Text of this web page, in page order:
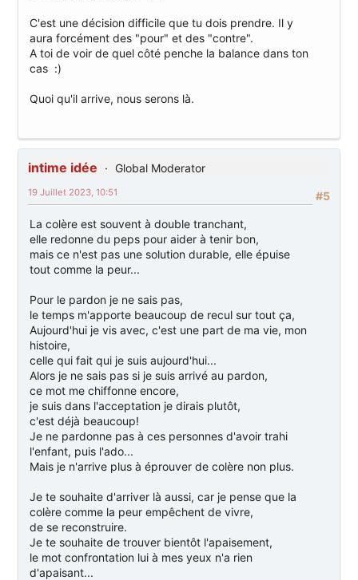
C'est une décision difficile que tu dois prendre. Il y
aura forcément des "pour" et des "contre".
A toi de voir de quel côté penche la balance dans ton
cas :)
Quoi qu'il arrive, nous serons là.
intime idée Global Moderator
#5
19 Juillet 2023, 10:51
La colère est souvent à double tranchant,
elle redonne du peps pour aider à tenir bon,
mais ce n'est pas une solution durable, elle épuise
tout comme la peur...
Pour le pardon je ne sais pas,
le temps m'apporte beaucoup de recul sur tout ça,
Aujourd'hui je vis avec, c'est une part de ma vie, mon
histoire,
celle qui fait qui je suis aujourd'hui...
Alors je ne sais pas si je suis arrivé au pardon,
ce mot me chiffonne encore,
je suis dans l'acceptation je dirais plutôt,
c'est déjà beaucoup!
Je ne pardonne pas à ces personnes d'avoir trahi
l'enfant, puis l'ado...
Mais je n'arrive plus à éprouver de colère non plus.
Je te souhaite d'arriver là aussi, car je pense que la
colère comme la peur empêchent de vivre,
de se reconstruire.
Je te souhaite de trouver bientôt l'apaisement,
le mot confrontation lui à mes yeux n'a rien
d'apaisant...